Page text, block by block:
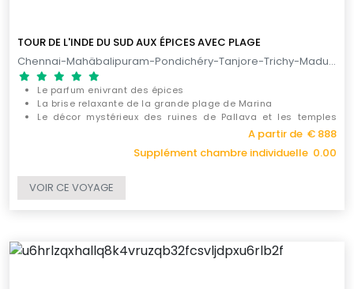
TOUR DE L'INDE DU SUD AUX ÉPICES AVEC PLAGE
Chennai-Mahäbalipuram-Pondichéry-Tanjore-Trichy-Madurai-Periyar-Cochin-Marari / 12 JOURS
Le parfum enivrant des épices
La brise relaxante de la grande plage de Marina
Le décor mystérieux des ruines de Pallava et les temples
A partir de € 888
Supplément chambre individuelle 0.00
VOIR CE VOYAGE